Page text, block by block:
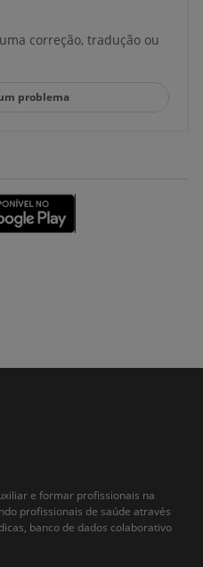
correção, tradução ou
problema
e formar profissionais na
profissionais de saúde através
banco de dados colaborativo